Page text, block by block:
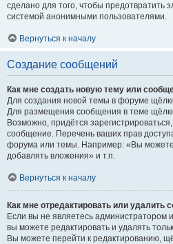
сделано для того, чтобы предотвратить
системой анонимными пользователями.
Вернуться к началу
Создание сообщений
Как мне создать новую тему или
Для создания новой темы в форуме
Для размещения сообщения в теме
Возможно, придётся
сообщение. Перечень ваших прав
форума или темы. Например: «Вы
добавлять вложения» и т.п.
Вернуться к началу
Как мне отредактировать или удалить
Если вы не являетесь
вы можете редактировать и удалять
Вы можете перейти к редактированию,